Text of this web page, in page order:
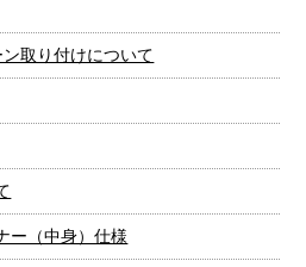
取り付けについて
ー（中身）仕様